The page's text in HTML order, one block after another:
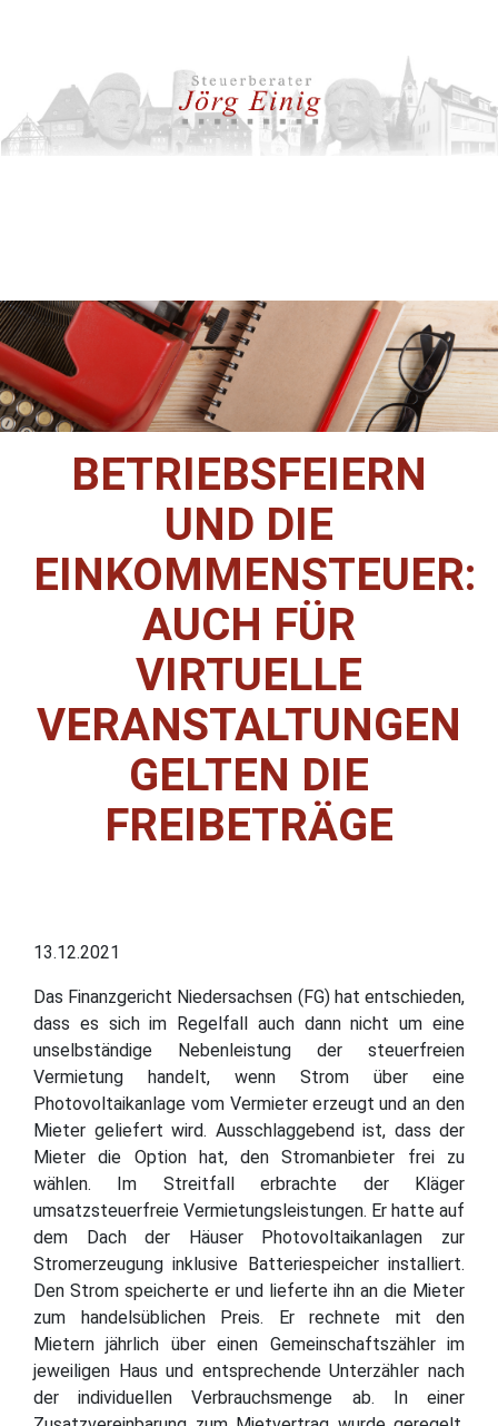
BETRIEBSFEIERN
UND DIE
EINKOMMENSTEUER:
AUCH FÜR
VIRTUELLE
VERANSTALTUNGEN
GELTEN DIE
FREIBETRÄGE
13.12.2021
Das Finanzgericht Niedersachsen (FG) hat entschieden,
dass es sich im Regelfall auch dann nicht um eine
unselbständige Nebenleistung der steuerfreien
Vermietung handelt, wenn Strom über eine
Photovoltaikanlage vom Vermieter erzeugt und an den
Mieter geliefert wird. Ausschlaggebend ist, dass der
Mieter die Option hat, den Stromanbieter frei zu
wählen. Im Streitfall erbrachte der Kläger
umsatzsteuerfreie Vermietungsleistungen. Er hatte auf
dem Dach der Häuser Photovoltaikanlagen zur
Stromerzeugung inklusive Batteriespeicher installiert.
Den Strom speicherte er und lieferte ihn an die Mieter
zum handelsüblichen Preis. Er rechnete mit den
Mietern jährlich über einen Gemeinschaftszähler im
jeweiligen Haus und entsprechende Unterzähler nach
der individuellen Verbrauchsmenge ab. In einer